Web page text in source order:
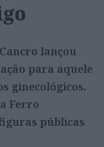
lançou
para aquele
ginecológicos.
Ferro
públicas